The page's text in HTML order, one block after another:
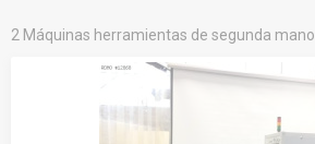
2 Máquinas herramientas de segunda mano